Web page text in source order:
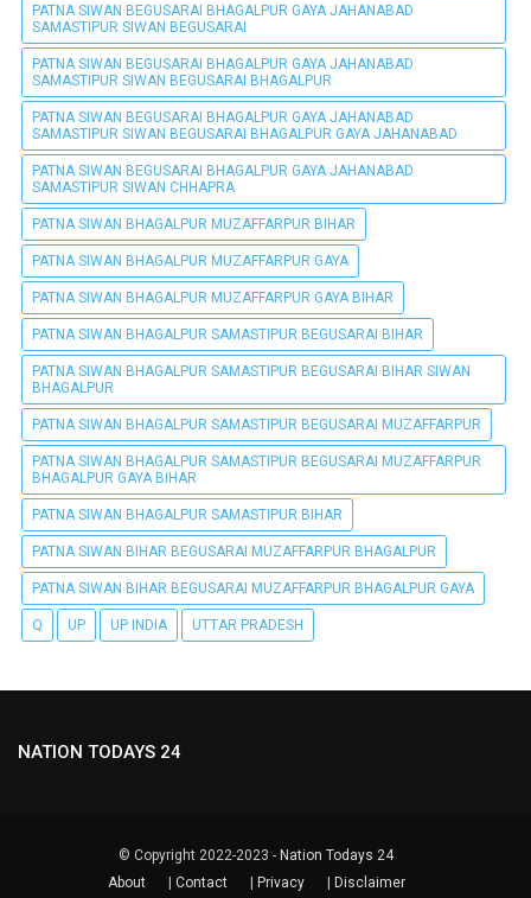
PATNA SIWAN BEGUSARAI BHAGALPUR GAYA JAHANABAD
SAMASTIPUR SIWAN BEGUSARAI
PATNA SIWAN BEGUSARAI BHAGALPUR GAYA JAHANABAD
SAMASTIPUR SIWAN BEGUSARAI BHAGALPUR
PATNA SIWAN BEGUSARAI BHAGALPUR GAYA JAHANABAD
SAMASTIPUR SIWAN BEGUSARAI BHAGALPUR GAYA JAHANABAD
PATNA SIWAN BEGUSARAI BHAGALPUR GAYA JAHANABAD
SAMASTIPUR SIWAN CHHAPRA
PATNA SIWAN BHAGALPUR MUZAFFARPUR BIHAR
PATNA SIWAN BHAGALPUR MUZAFFARPUR GAYA
PATNA SIWAN BHAGALPUR MUZAFFARPUR GAYA BIHAR
PATNA SIWAN BHAGALPUR SAMASTIPUR BEGUSARAI BIHAR
PATNA SIWAN BHAGALPUR SAMASTIPUR BEGUSARAI BIHAR SIWAN
BHAGALPUR
PATNA SIWAN BHAGALPUR SAMASTIPUR BEGUSARAI MUZAFFARPUR
PATNA SIWAN BHAGALPUR SAMASTIPUR BEGUSARAI MUZAFFARPUR
BHAGALPUR GAYA BIHAR
PATNA SIWAN BHAGALPUR SAMASTIPUR BIHAR
PATNA SIWAN BIHAR BEGUSARAI MUZAFFARPUR BHAGALPUR
PATNA SIWAN BIHAR BEGUSARAI MUZAFFARPUR BHAGALPUR GAYA
Q UP UP INDIA UTTAR PRADESH
NATION TODAYS 24
© Copyright 2022-2023 - Nation Todays 24
About
| Contact | Privacy | Disclaimer